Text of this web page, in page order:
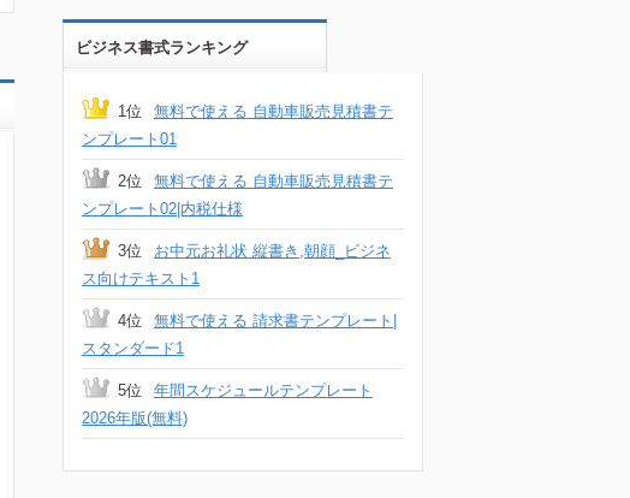
ビジネス書式ランキング
1位
無料で使える 自動車販売見積書テ
ンプレート01
2位
無料で使える 自動車販売見積書テ
ンプレート02|内税仕様
3位
お中元お礼状 縦書き,朝顔_ビジネ
ス向けテキスト1
4位
無料で使える 請求書テンプレート|
スタンダード1
5位
年間スケジュールテンプレート
2026年版(無料)